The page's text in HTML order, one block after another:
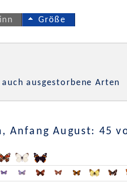
Größe
auch ausgestorbene Arten
Anfang August: 45